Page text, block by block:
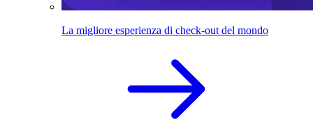
La migliore esperienza di check-out del mondo